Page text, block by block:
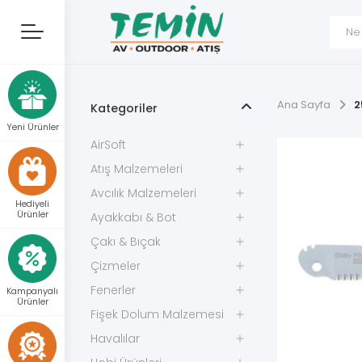
Yeni Ürünler
Hediyeli
Ürünler
Kampanyalı
Ürünler
Kategoriler
AirSoft
Atış Malzemeleri
Avcılık Malzemeleri
Ayakkabı & Bot
Çakı & Bıçak
Çizmeler
Fenerler
Fişek Dolum Malzemesi
Havalılar
Ana Sayfa